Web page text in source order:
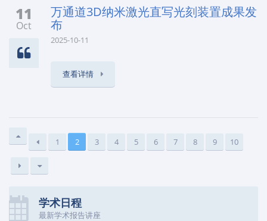
11
Oct
万通道3D纳米激光直写光刻装置成果发
布
2025-10-11
查看详情
1 2 3 4 5 6 7 8 9 10
学术日程
最新学术报告讲座